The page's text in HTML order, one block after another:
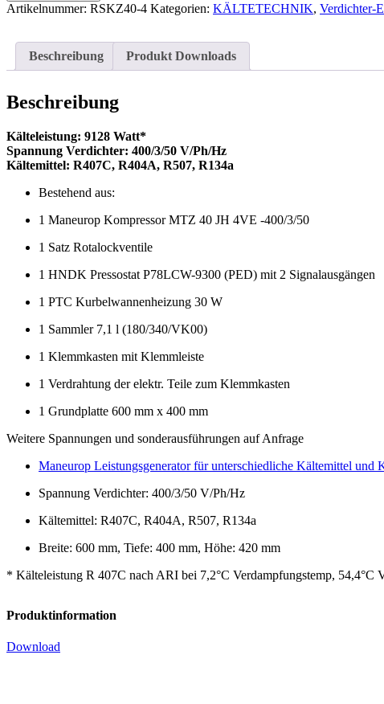
Artikelnummer: RSKZ40-4 Kategorien: KÄLTETECHNIK, Verdichter-
Beschreibung Produkt Downloads
Beschreibung
Kälteleistung: 9128 Watt*
Spannung Verdichter: 400/3/50 V/Ph/Hz
Kältemittel: R407C, R404A, R507, R134a
Bestehend aus:
1 Maneurop Kompressor MTZ 40 JH 4VE -400/3/50
1 Satz Rotalockventile
1 HNDK Pressostat P78LCW-9300 (PED) mit 2 Signalausgängen
1 PTC Kurbelwannenheizung 30 W
1 Sammler 7,1 l (180/340/VK00)
1 Klemmkasten mit Klemmleiste
1 Verdrahtung der elektr. Teile zum Klemmkasten
1 Grundplatte 600 mm x 400 mm
Weitere Spannungen und sonderausführungen auf Anfrage
Maneurop Leistungsgenerator für unterschiedliche Kältemittel und
Spannung Verdichter: 400/3/50 V/Ph/Hz
Kältemittel: R407C, R404A, R507, R134a
Breite: 600 mm, Tiefe: 400 mm, Höhe: 420 mm
* Kälteleistung R 407C nach ARI bei 7,2°C Verdampfungstemp,
Produktinformation
Download